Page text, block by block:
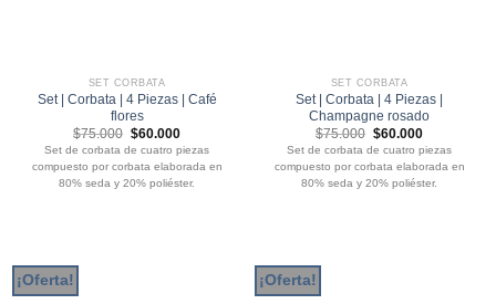
SET CORBATA
Set | Corbata | 4 Piezas | Café
flores
$75.000 El
precio
original
era:
$75.000.
$60.000El
precio
actual
es:
$60.000.
Set de corbata de cuatro piezas
compuesto por corbata elaborada en
80% seda y 20% poliéster.
SET CORBATA
Set | Corbata | 4 Piezas |
Champagne rosado
$75.000 El
precio
original
era:
$75.000.
$60.000El
precio
actual
es:
$60.000.
Set de corbata de cuatro piezas
compuesto por corbata elaborada en
80% seda y 20% poliéster.
¡Oferta! ¡Oferta!